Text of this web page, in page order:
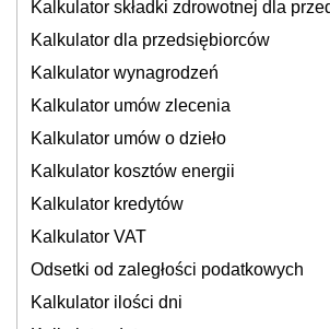
Kalkulator składki zdrowotnej dla
Kalkulator dla przedsiębiorców
Kalkulator wynagrodzeń
Kalkulator umów zlecenia
Kalkulator umów o dzieło
Kalkulator kosztów energii
Kalkulator kredytów
Kalkulator VAT
Odsetki od zaległości podatkowych
Kalkulator ilości dni